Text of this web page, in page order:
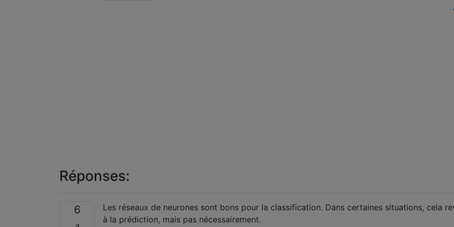
Réponses:
6
Les réseaux de neurones sont bons pour la classification. Dans certaines situations, cela
à la prédiction, mais pas nécessairement.